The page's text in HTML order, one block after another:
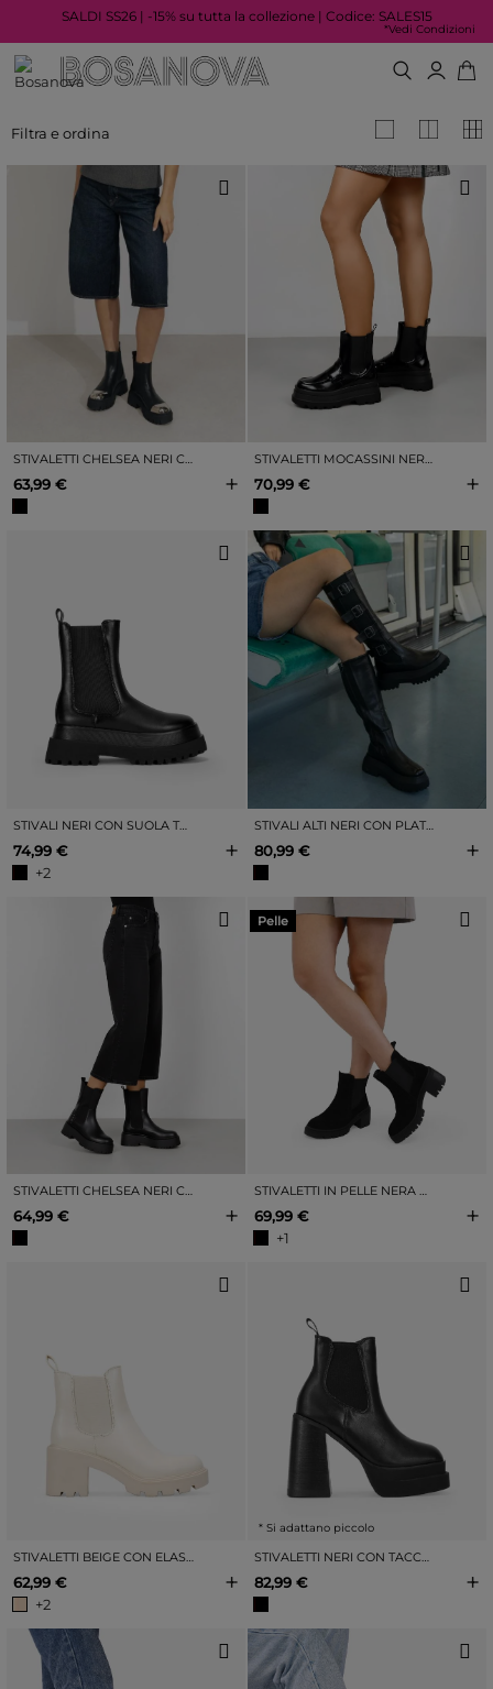
SALDI SS26 | -15% su tutta la collezione | Codice: SALES15
*Vedi Condizioni
Filtra e ordina
STIVALETTI CHELSEA NERI CON PUNTA IN METALLO
63,99 € +
STIVALETTI MOCASSINI NERI CON PLATEAU
70,99 € +
STIVALI NERI CON SUOLA TRACK ELASTICA
74,99 €
+2
+
STIVALI ALTI NERI CON PLATEAU E FIBBIE
80,99 € +
STIVALETTI CHELSEA NERI CON PLATEAU E BORCHIE
64,99 € +
Pelle
STIVALETTI IN PELLE NERA CON ELASTICI
69,99 €
+1
+
62,99 €
+2
+
* Si adattano piccolo
82,99 € +